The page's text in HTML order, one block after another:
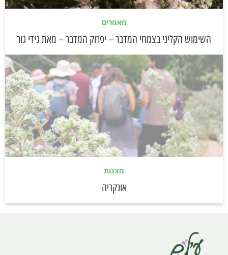
מאמרים
השימוש הקליני בצמחי המדבר – יפרוק המדבר – מאת גידי גור
מצגות
אונקריה